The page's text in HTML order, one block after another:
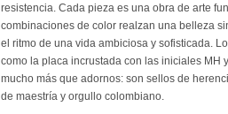
resistencia. Cada pieza es una obra de arte
combinaciones de color realzan una belleza
el ritmo de una vida ambiciosa y sofisticada.
como la placa incrustada con las iniciales MH
mucho más que adornos: son sellos de
de maestría y orgullo colombiano.